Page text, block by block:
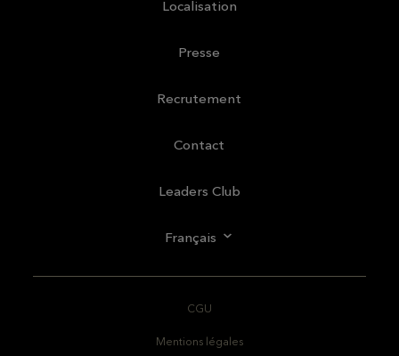
Localisation
Presse
Recrutement
Contact
Leaders Club
Français
CGU
Mentions légales